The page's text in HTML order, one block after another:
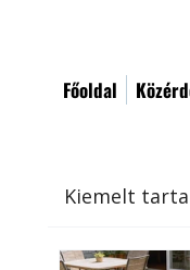
Főoldal
Kiemelt